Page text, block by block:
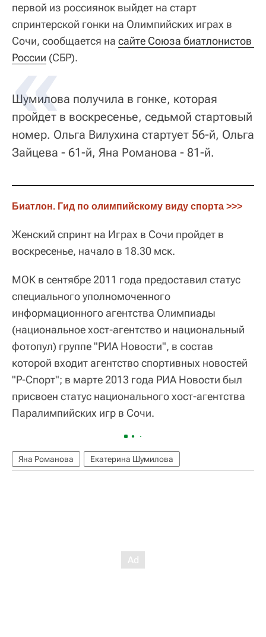
первой из россиянок выйдет на старт
спринтерской гонки на Олимпийских играх в
Сочи, сообщается на сайте Союза биатлонистов
России (СБР).
Шумилова получила в гонке, которая
пройдет в воскресенье, седьмой стартовый
номер. Ольга Вилухина стартует 56-й, Ольга
Зайцева - 61-й, Яна Романова - 81-й.
Биатлон. Гид по олимпийскому виду спорта >>>
Женский спринт на Играх в Сочи пройдет в
воскресенье, начало в 18.30 мск.
МОК в сентябре 2011 года предоставил статус
специального уполномоченного
информационного агентства Олимпиады
(национальное хост-агентство и национальный
фотопул) группе "РИА Новости", в состав
которой входит агентство спортивных новостей
"Р-Спорт"; в марте 2013 года РИА Новости был
присвоен статус национального хост-агентства
Паралимпийских игр в Сочи.
Яна Романова Екатерина Шумилова